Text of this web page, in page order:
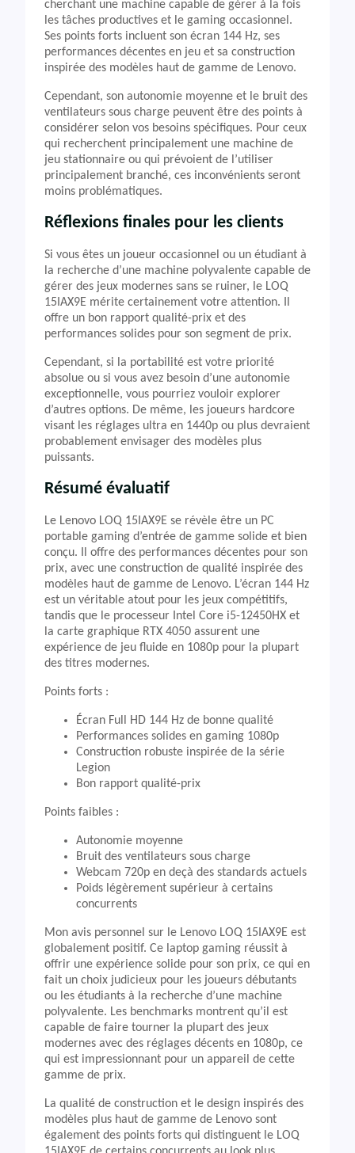
cherchant une machine capable de gérer à la fois
les tâches productives et le gaming occasionnel.
Ses points forts incluent son écran 144 Hz, ses
performances décentes en jeu et sa construction
inspirée des modèles haut de gamme de Lenovo.
Cependant, son autonomie moyenne et le bruit des
ventilateurs sous charge peuvent être des points à
considérer selon vos besoins spécifiques. Pour ceux
qui recherchent principalement une machine de
jeu stationnaire ou qui prévoient de l’utiliser
principalement branché, ces inconvénients seront
moins problématiques.
Réflexions finales pour les clients
Si vous êtes un joueur occasionnel ou un étudiant à
la recherche d’une machine polyvalente capable de
gérer des jeux modernes sans se ruiner, le LOQ
15IAX9E mérite certainement votre attention. Il
offre un bon rapport qualité-prix et des
performances solides pour son segment de prix.
Cependant, si la portabilité est votre priorité
absolue ou si vous avez besoin d’une autonomie
exceptionnelle, vous pourriez vouloir explorer
d’autres options. De même, les joueurs hardcore
visant les réglages ultra en 1440p ou plus devraient
probablement envisager des modèles plus
puissants.
Résumé évaluatif
Le Lenovo LOQ 15IAX9E se révèle être un PC
portable gaming d’entrée de gamme solide et bien
conçu. Il offre des performances décentes pour son
prix, avec une construction de qualité inspirée des
modèles haut de gamme de Lenovo. L’écran 144 Hz
est un véritable atout pour les jeux compétitifs,
tandis que le processeur Intel Core i5-12450HX et
la carte graphique RTX 4050 assurent une
expérience de jeu fluide en 1080p pour la plupart
des titres modernes.
Points forts :
Écran Full HD 144 Hz de bonne qualité
Performances solides en gaming 1080p
Construction robuste inspirée de la série
Legion
Bon rapport qualité-prix
Points faibles :
Autonomie moyenne
Bruit des ventilateurs sous charge
Webcam 720p en deçà des standards actuels
Poids légèrement supérieur à certains
concurrents
Mon avis personnel sur le Lenovo LOQ 15IAX9E est
globalement positif. Ce laptop gaming réussit à
offrir une expérience solide pour son prix, ce qui en
fait un choix judicieux pour les joueurs débutants
ou les étudiants à la recherche d’une machine
polyvalente. Les benchmarks montrent qu’il est
capable de faire tourner la plupart des jeux
modernes avec des réglages décents en 1080p, ce
qui est impressionnant pour un appareil de cette
gamme de prix.
La qualité de construction et le design inspirés des
modèles plus haut de gamme de Lenovo sont
également des points forts qui distinguent le LOQ